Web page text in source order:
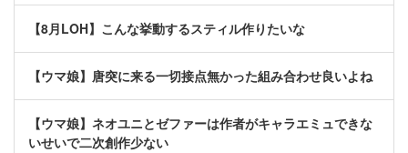
【8月LOH】こんな挙動するスティル作りたいな
【ウマ娘】唐突に来る一切接点無かった組み合わせ良いよね
【ウマ娘】ネオユニとゼファーは作者がキャラエミュできな
いせいで二次創作少ない